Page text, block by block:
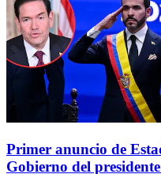
Primer anuncio de
Gobierno del